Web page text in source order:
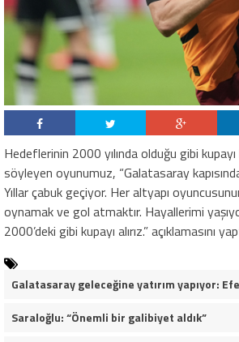
Hedeflerinin 2000 yılında olduğu gibi
söyleyen oyunumuz, “Galatasaray
Yıllar çabuk geçiyor. Her altyapı
oynamak ve gol atmaktır. Hayallerimi
2000’deki gibi kupayı alırız.” açıklamasını
Saraloğlu: “Önemli bir galibiyet aldık”